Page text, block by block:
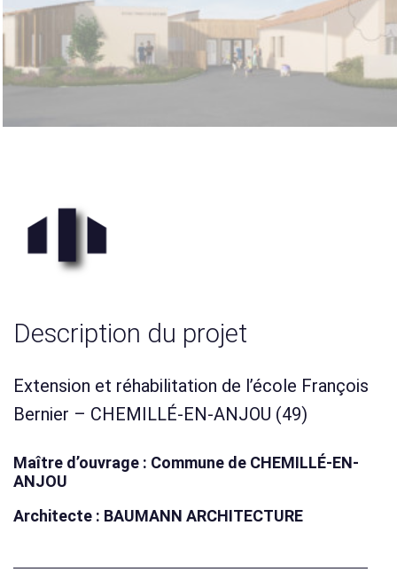
Description du projet
Extension et réhabilitation de l’école François
Bernier – CHEMILLÉ-EN-ANJOU (49)
Maître d’ouvrage : Commune de CHEMILLÉ-EN-
ANJOU
Architecte : BAUMANN ARCHITECTURE